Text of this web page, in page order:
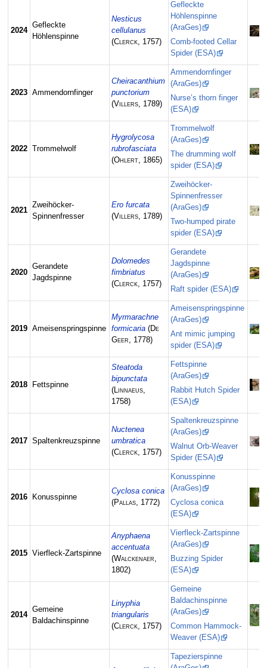
2024
Gefleckte
Höhlenspinne
Nesticus
cellulanus
(Clerck, 1757)
Gefleckte
Höhlenspinne
(AraGes)
Comb-footed Cellar
Spider (ESA)
2023 Ammendornfinger
Cheiracanthium
punctorium
(Villers, 1789)
Ammendornfinger
(AraGes)
Nurse’s thorn finger
(ESA)
2022 Trommelwolf
Hygrolycosa
rubrofasciata
(Ohlert, 1865)
Trommelwolf
(AraGes)
The drumming wolf
spider (ESA)
2021
Zweihöcker-
Spinnenfresser
Ero furcata
(Villers, 1789)
Zweihöcker-
Spinnenfresser
(AraGes)
Two-humped pirate
spider (ESA)
2020
Gerandete
Jagdspinne
Dolomedes
fimbriatus
(Clerck, 1757)
Gerandete
Jagdspinne
(AraGes)
Raft spider (ESA)
2019 Ameisenspringspinne
Myrmarachne
formicaria (De
Geer, 1778)
Ameisenspringspinne
(AraGes)
Ant mimic jumping
spider (ESA)
2018 Fettspinne
Steatoda
bipunctata
(Linnaeus,
1758)
Fettspinne
(AraGes)
Rabbit Hutch Spider
(ESA)
2017 Spaltenkreuzspinne
Nuctenea
umbratica
(Clerck, 1757)
Spaltenkreuzspinne
(AraGes)
Walnut Orb-Weaver
Spider (ESA)
2016 Konusspinne
Cyclosa conica
(Pallas, 1772)
Konusspinne
(AraGes)
Cyclosa conica
(ESA)
2015 Vierfleck-Zartspinne
Anyphaena
accentuata
(Walckenaer,
1802)
Vierfleck-Zartspinne
(AraGes)
Buzzing Spider
(ESA)
2014
Gemeine
Baldachinspinne
Linyphia
triangularis
(Clerck, 1757)
Gemeine
Baldachinspinne
(AraGes)
Common Hammock-
Weaver (ESA)
Tapezierspinne